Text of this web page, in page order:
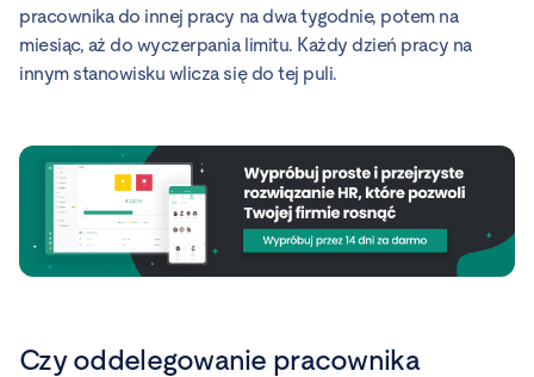
pracownika do innej pracy na dwa tygodnie, potem na
miesiąc, aż do wyczerpania limitu. Każdy dzień pracy na
innym stanowisku wlicza się do tej puli.
Czy oddelegowanie pracownika